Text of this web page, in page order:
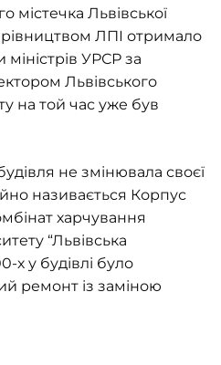
містечка Львівської
ЛПІ отримало
УРСР за
Львівського
на той час уже був
не змінювала своєї
називається Корпус
харчування
“Львівська
х у будівлі було
ремонт із заміною